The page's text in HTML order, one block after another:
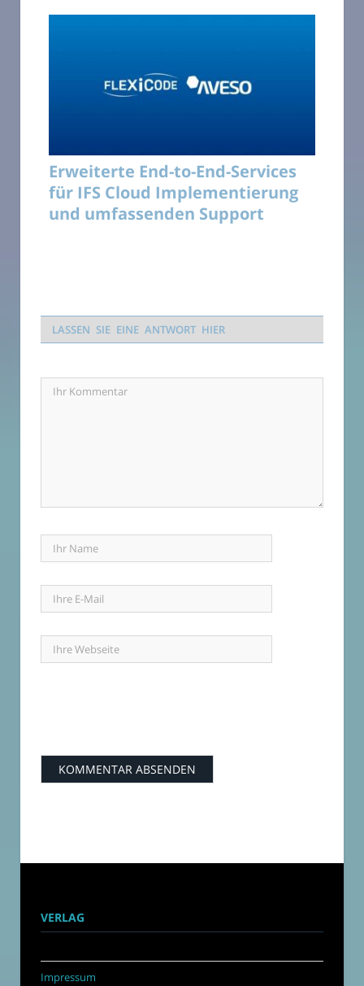
Erweiterte End-to-End-Services
für IFS Cloud Implementierung
und umfassenden Support
LASSEN SIE EINE ANTWORT HIER
VERLAG
Impressum